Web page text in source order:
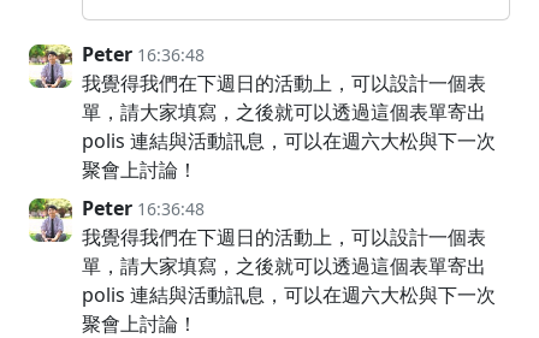
Peter 16:36:48
我覺得我們在下週日的活動上，可以設計一個表
單，請大家填寫，之後就可以透過這個表單寄出
polis 連結與活動訊息，可以在週六大松與下一次
聚會上討論！
Peter 16:36:48
我覺得我們在下週日的活動上，可以設計一個表
單，請大家填寫，之後就可以透過這個表單寄出
polis 連結與活動訊息，可以在週六大松與下一次
聚會上討論！